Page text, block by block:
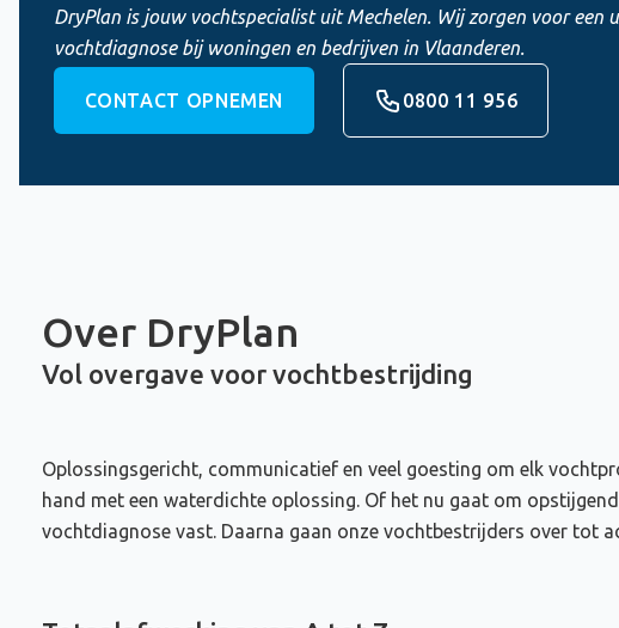
DryPlan is jouw vochtspecialist uit Mechelen. Wij zorgen voor een
vochtdiagnose bij woningen en bedrijven in Vlaanderen.
CONTACT OPNEMEN 0800 11 956
Over DryPlan
Vol overgave voor vochtbestrijding
Oplossingsgericht, communicatief en veel goesting om elk
hand met een waterdichte oplossing. Of het nu gaat om
vochtdiagnose vast. Daarna gaan onze vochtbestrijders over tot